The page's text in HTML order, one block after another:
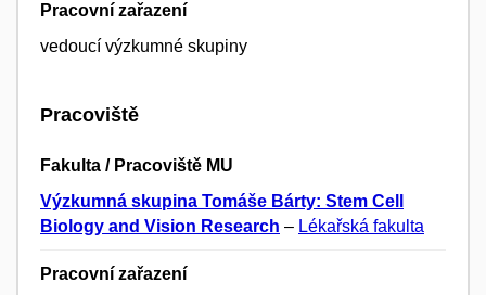
Pracovní zařazení
vedoucí výzkumné skupiny
Pracoviště
Fakulta / Pracoviště MU
Výzkumná skupina Tomáše Bárty: Stem Cell
Biology and Vision Research – Lékařská fakulta
Pracovní zařazení